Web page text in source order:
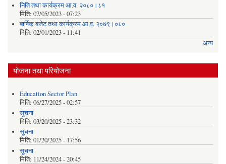
निति तथा कार्यक्रम आ.व. २०८०।८१
मिति: 07/05/2023 - 07:23
बार्षिक बजेट तथा कार्यक्रम आ.व. २०७९।०८०
मिति: 02/01/2023 - 11:41
अन्य
योजना तथा परियोजना
Education Sector Plan
मिति: 06/27/2025 - 02:57
सूचना
मिति: 03/20/2025 - 23:32
सूचना
मिति: 01/20/2025 - 17:56
सूचना
मिति: 11/24/2024 - 20:45